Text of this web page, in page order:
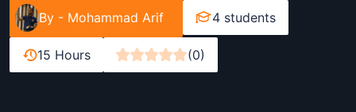
By - Mohammad Arif 4 students
15 Hours (0)